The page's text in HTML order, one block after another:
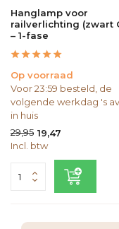
Hanglamp voor
railverlichting (zwart
– 1-fase
Op voorraad
Voor 23:59 besteld, de
volgende werkdag 's
in huis
29,95 19,47
Incl. btw